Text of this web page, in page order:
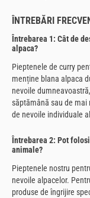
ÎNTREBĂRI
Întrebarea 1: Cât de
alpaca?
Pieptenele de curry
menține blana alpaca
nevoile
săptămână sau de mai
de nevoile individuale
Întrebarea 2: Pot
animale?
Pieptenele nostru
nevoile alpacelor.
produse de îngrijire